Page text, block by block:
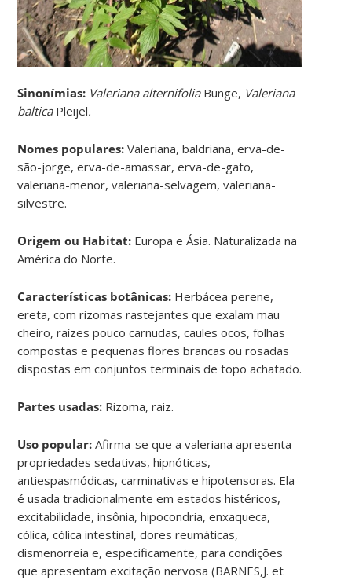
Sinonímias: Valeriana alternifoliaBunge, Valeriana
balticaPleijel.
Nomes populares:Valeriana, baldriana, erva-de-
são-jorge, erva-de-amassar, erva-de-gato,
valeriana-menor, valeriana-selvagem, valeriana-
silvestre.
Origem ou Habitat: Europa e Ásia. Naturalizada na
América do Norte.
Características botânicas: Herbácea perene,
ereta, com rizomas rastejantes que exalam mau
cheiro, raízes pouco carnudas, caules ocos, folhas
compostas e pequenas flores brancas ou rosadas
dispostas em conjuntos terminais de topo achatado.
Partes usadas: Rizoma, raiz.
Uso popular:Afirma-se que a valeriana apresenta
propriedades sedativas, hipnóticas,
antiespasmódicas, carminativas e hipotensoras. Ela
é usada tradicionalmente em estados histéricos,
excitabilidade, insônia, hipocondria, enxaqueca,
cólica, cólica intestinal, dores reumáticas,
dismenorreia e, especificamente, para condições
que apresentam excitação nervosa (BARNES,J. et